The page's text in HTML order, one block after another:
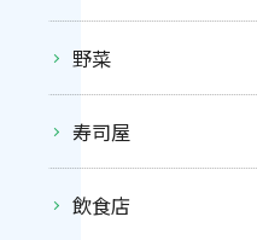
野菜
寿司屋
飲食店